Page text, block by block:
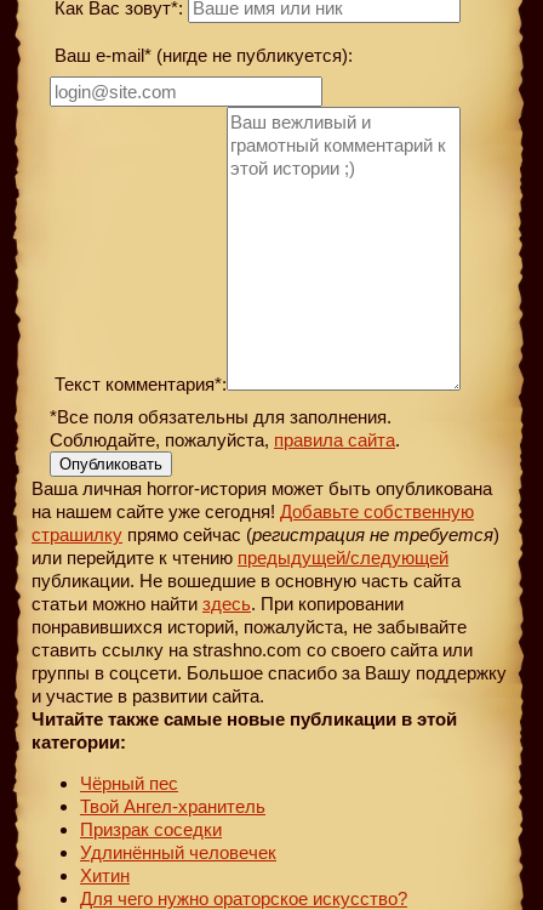
Как Вас зовут*:
Ваш e-mail* (нигде не публикуется):
Текст комментария*:
*Все поля обязательны для заполнения.
Соблюдайте, пожалуйста, правила сайта.
Опубликовать
Ваша личная horror-история может быть опубликована
на нашем сайте уже сегодня! Добавьте собственную
страшилку прямо сейчас (регистрация не требуется)
или перейдите к чтению предыдущей/следующей
публикации. Не вошедшие в основную часть сайта
статьи можно найти здесь. При копировании
понравившихся историй, пожалуйста, не забывайте
ставить ссылку на strashno.com со своего сайта или
группы в соцсети. Большое спасибо за Вашу поддержку
и участие в развитии сайта.
Читайте также самые новые публикации в этой
категории:
Чёрный пес
Твой Ангел-хранитель
Призрак соседки
Удлинённый человечек
Хитин
Для чего нужно ораторское искусство?